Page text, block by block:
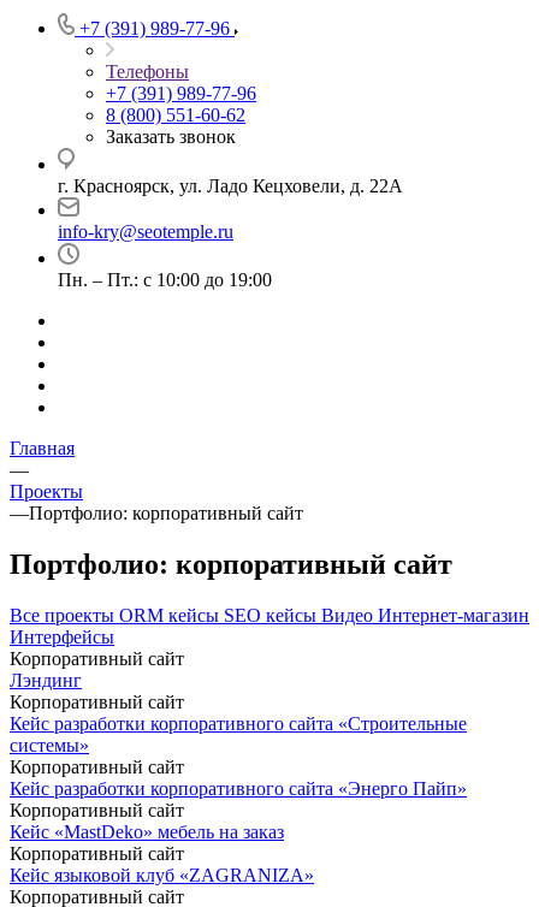
+7 (391) 989-77-96
Телефоны
+7 (391) 989-77-96
8 (800) 551-60-62
Заказать звонок
г. Красноярск, ул. Ладо Кецховели, д. 22А
info-kry@seotemple.ru
Пн. – Пт.: с 10:00 до 19:00
Главная
—
Проекты
—Портфолио: корпоративный сайт
Портфолио: корпоративный сайт
Все проекты ORM кейсы SEO кейсы Видео Интернет-магазин
Интерфейсы
Корпоративный сайт
Лэндинг
Корпоративный сайт
Кейс разработки корпоративного сайта «Строительные
системы»
Корпоративный сайт
Кейс разработки корпоративного сайта «Энерго Пайп»
Корпоративный сайт
Кейс «MastDeko» мебель на заказ
Корпоративный сайт
Кейс языковой клуб «ZAGRANIZA»
Корпоративный сайт